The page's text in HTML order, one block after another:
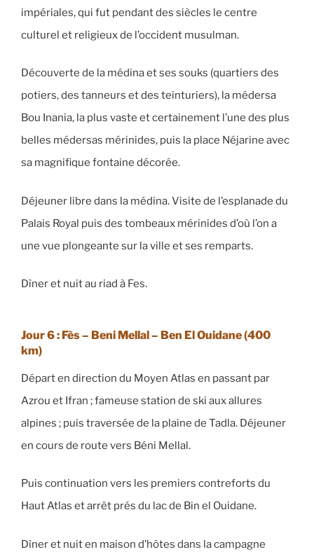
impériales, qui fut pendant des siècles le centre
culturel et religieux de l’occident musulman.
Découverte de la médina et ses souks (quartiers des
potiers, des tanneurs et des teinturiers), la médersa
Bou Inania, la plus vaste et certainement l’une des plus
belles médersas mérinides, puis la place Néjarine avec
sa magnifique fontaine décorée.
Déjeuner libre dans la médina. Visite de l’esplanade du
Palais Royal puis des tombeaux mérinides d’où l’on a
une vue plongeante sur la ville et ses remparts.
Dîner et nuit au riad à Fes.
Jour 6 : Fès – Beni Mellal – Ben El Ouidane(400
km)
Départ en direction du Moyen Atlas en passant par
Azrou et Ifran ; fameuse station de ski aux allures
alpines ; puis traversée de la plaine de Tadla. Déjeuner
en cours de route vers Béni Mellal.
Puis continuation vers les premiers contreforts du
Haut Atlas et arrêt prés du lac de Bin el Ouidane.
Dîner et nuit en maison d’hôtes dans la campagne